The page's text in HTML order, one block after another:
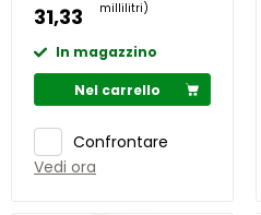
31,33
millilitri)
In magazzino
Nel carrello
Confrontare
Vedi ora